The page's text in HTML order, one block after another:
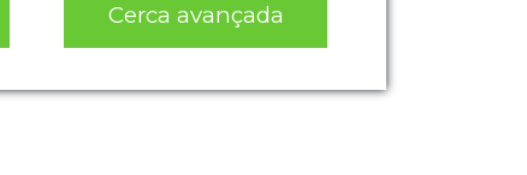
Cerca avançada